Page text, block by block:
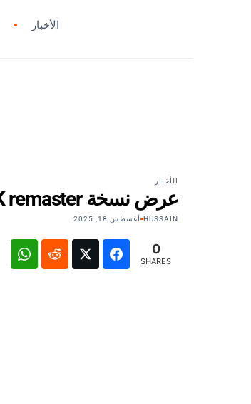
الأخبار
الأخبار
عرض نسخة 4K remaster من Angel’s Egg في أمريكا الشمالية نوفمبر 2025
HUSSAIN أغسطس 18, 2025
0
SHARES